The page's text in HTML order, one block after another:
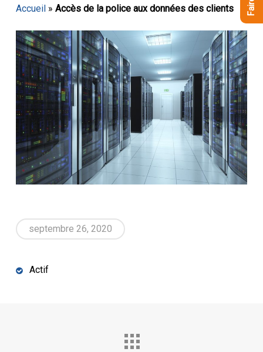
Accueil» Accès de la police aux données des clients
septembre 26, 2020
Actif